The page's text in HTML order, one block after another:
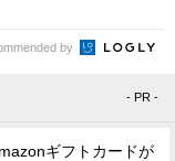
by
- PR -
ギフトカードが